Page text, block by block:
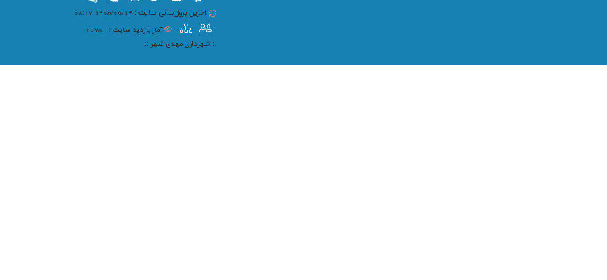
آخرین بروزرسانی سایت : 1405/05/14 08:17
آمار بازدید سایت :
2075
.: شهرداری مهدی شهر :.